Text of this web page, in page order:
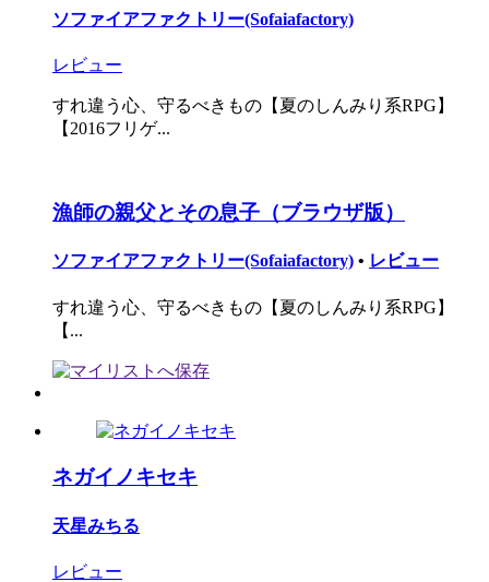
ソファイアファクトリー(Sofaiafactory)
レビュー
すれ違う心、守るべきもの【夏のしんみり系RPG】
【2016フリゲ...
漁師の親父とその息子（ブラウザ版）
ソファイアファクトリー(Sofaiafactory) • レビュー
すれ違う心、守るべきもの【夏のしんみり系RPG】
【...
ネガイノキセキ
天星みちる
レビュー